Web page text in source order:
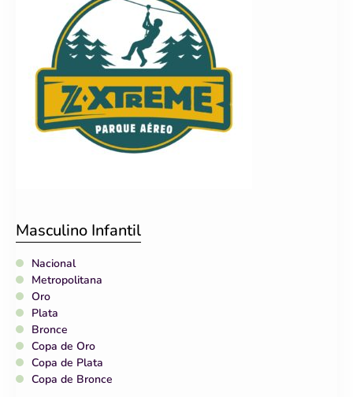
Masculino Infantil
Nacional
Metropolitana
Oro
Plata
Bronce
Copa de Oro
Copa de Plata
Copa de Bronce